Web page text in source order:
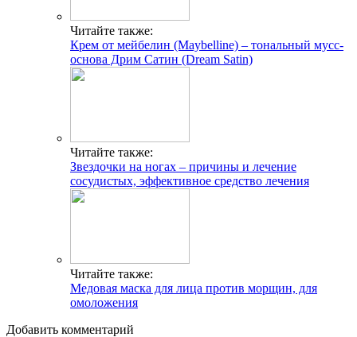
Читайте также:
Крем от мейбелин (Maybelline) – тональный мусс-
основа Дрим Сатин (Dream Satin)
Читайте также:
Звездочки на ногах – причины и лечение
сосудистых, эффективное средство лечения
Читайте также:
Медовая маска для лица против морщин, для
омоложения
Добавить комментарий